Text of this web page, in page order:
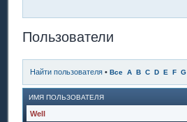
Пользователи
Найти пользователя • Все A B C D E F G
ИМЯ ПОЛЬЗОВАТЕЛЯ
Well